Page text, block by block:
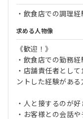
・飲食店での調理
求める人物像
《歓迎！》
・飲食店での勤務
・店舗責任者とし
ントした経験がある
・人と接するのが
・お客様との会話